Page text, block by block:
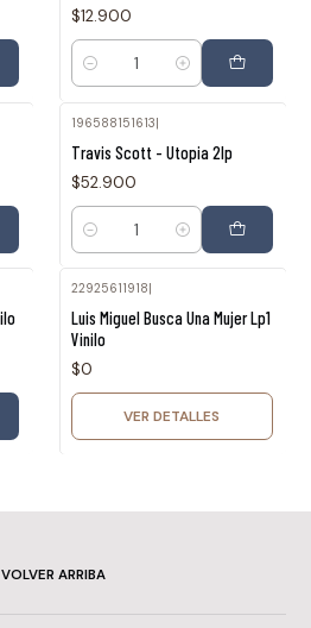
$12.900
Cantidad
196588151613|
Travis Scott - Utopia 2lp
$52.900
Cantidad
22925611918
Luis Miguel Busca Una Mujer Lp1
Vinilo
$0
VER DETALLES
VOLVER ARRIBA